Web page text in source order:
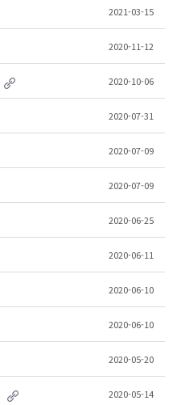
2021-03-15
2020-11-12
2020-10-06
2020-07-31
2020-07-09
2020-07-09
2020-06-25
2020-06-11
2020-06-10
2020-06-10
2020-05-20
2020-05-14